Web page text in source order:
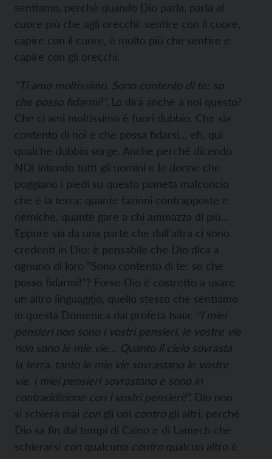
sentiamo, perché quando Dio parla, parla al
cuore più che agli orecchi: sentire con il cuore,
capire con il cuore, è molto più che sentire e
capire con gli orecchi.
“Ti amo moltissimo. Sono contento di te: so
che posso fidarmi!”. Lo dirà anche a noi questo?
Che ci ami moltissimo è fuori dubbio. Che sia
contento di noi e che possa fidarsi… eh, qui
qualche dubbio sorge. Anche perché dicendo
NOI intendo tutti gli uomini e le donne che
poggiano i piedi su questo pianeta malconcio
che è la terra: quante fazioni contrapposte e
nemiche, quante gare a chi ammazza di più…
Eppure sia da una parte che dall’altra ci sono
credenti in Dio: è pensabile che Dio dica a
ognuno di loro “Sono contento di te: so che
posso fidarmi!”? Forse Dio è costretto a usare
un altro linguaggio, quello stesso che sentiamo
in questa Domenica dal profeta Isaia: “I miei
pensieri non sono i vostri pensieri, le vostre vie
non sono le mie vie… Quanto il cielo sovrasta
la terra, tanto le mie vie sovrastano le vostre
vie, i miei pensieri sovrastano e sono in
contraddizione con i vostri pensieri!”. Dio non
si schiera mai con gli uni contro gli altri, perché
Dio sa fin dai tempi di Caino e di Lamech che
schierarsi con qualcuno contro qualcun altro è